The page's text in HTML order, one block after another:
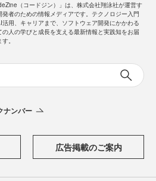
（コードジン）」は、株式会社翔泳社が運営す
発者のための情報メディアです。テクノロジー入門
活用、キャリアまで、ソフトウェア開発にかかわる
の人の学びと成長を支える最新情報と実践知をお届
。
ナンバー
広告掲載のご案内